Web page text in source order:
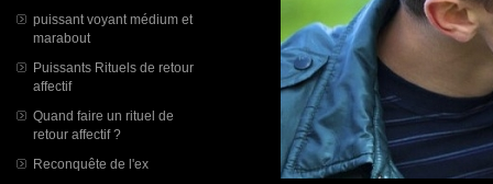
puissant voyant médium et
marabout
Puissants Rituels de retour
affectif
Quand faire un rituel de
retour affectif ?
Reconquête de l'ex